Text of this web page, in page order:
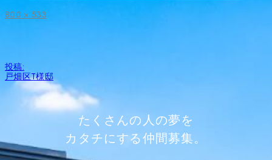
フ
800 × 533
投
稿
ナ
ビ
ン
投稿:
戸畑区T様邸
たくさんの人の夢を
カタチにする仲間募集。